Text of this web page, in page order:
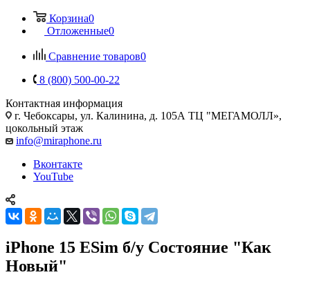
Корзина0
Отложенные0
Сравнение товаров0
8 (800) 500-00-22
Контактная информация
г. Чебоксары, ул. Калинина, д. 105А ТЦ "МЕГАМОЛЛ»,
цокольный этаж
info@miraphone.ru
Вконтакте
YouTube
iPhone 15 ESim б/у Состояние "Как
Новый"